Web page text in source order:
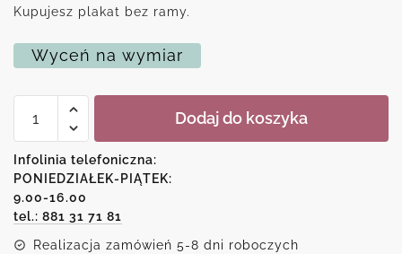
Kupujesz plakat bez ramy.
Wyceń na wymiar
Plakat
motylem
Dodaj do koszyka
Infolinia telefoniczna:
PONIEDZIAŁEK-PIĄTEK:
9.00-16.00
tel.: 881 31 71 81
Realizacja zamówień 5-8 dni roboczych